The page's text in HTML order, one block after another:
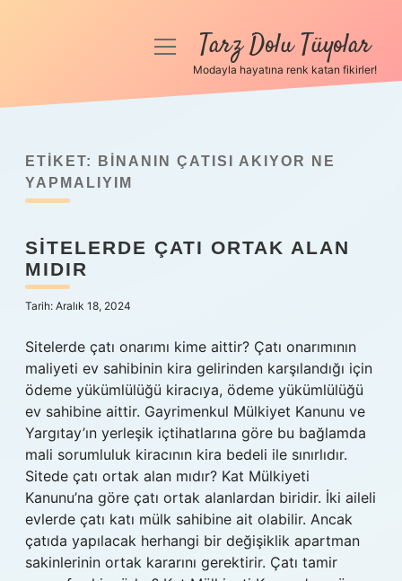
Anasayfa
Yasal Uyarı
menüyüTarz Dolu Tüyolar
Modayla hayatına renk katan fikirler!
ETIKET:
BINANIN ÇATISI AKIYOR NE
YAPMALIYIM
SITELERDE ÇATI ORTAK ALAN
MIDIR
Tarih: Aralık 18, 2024
Sitelerde çatı onarımı kime aittir? Çatı onarımının
maliyeti ev sahibinin kira gelirinden karşılandığı için
ödeme yükümlülüğü kiracıya, ödeme yükümlülüğü
ev sahibine aittir. Gayrimenkul Mülkiyet Kanunu ve
Yargıtay’ın yerleşik içtihatlarına göre bu bağlamda
mali sorumluluk kiracının kira bedeli ile sınırlıdır.
Sitede çatı ortak alan mıdır? Kat Mülkiyeti
Kanunu’na göre çatı ortak alanlardan biridir. İki aileli
evlerde çatı katı mülk sahibine ait olabilir. Ancak
çatıda yapılacak herhangi bir değişiklik apartman
sakinlerinin ortak kararını gerektirir. Çatı tamir